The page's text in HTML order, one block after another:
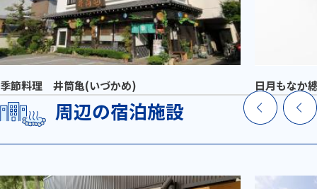
季節料理 井筒亀(いづかめ) 日月もなか
周辺の宿泊施設